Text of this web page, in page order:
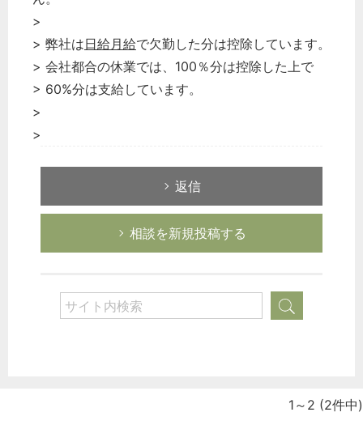
>
> 弊社は日給月給で欠勤した分は控除しています。
> 会社都合の休業では、100％分は控除した上で
> 60%分は支給しています。
>
>
返信
相談を新規投稿する
1～2 (2件中)